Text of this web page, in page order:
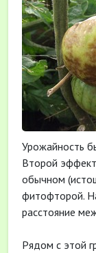
Урожайность
Второй
обычном
фитофторой.
расстояние
Рядом с этой